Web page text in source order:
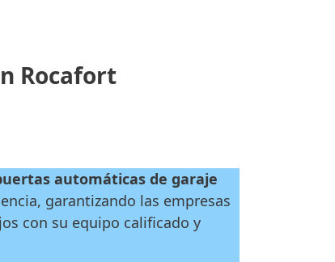
Rocafort
automáticas de garaje
garantizando las empresas
con su equipo calificado y